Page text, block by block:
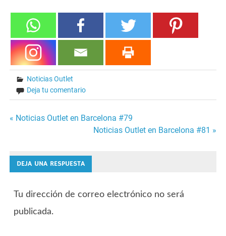
Noticias Outlet
Deja tu comentario
Navegación
de
entradas
« Noticias Outlet en Barcelona #79
Noticias Outlet en Barcelona #81 »
DEJA UNA RESPUESTA
Tu dirección de correo electrónico no será
publicada.